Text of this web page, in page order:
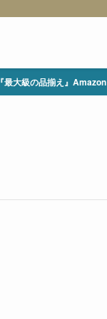
『最大級の品揃え』Amazon